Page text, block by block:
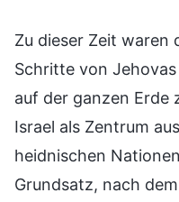
Zu dieser Zeit waren
Schritte von Jehovas
auf der ganzen Erde
Israel als Zentrum
heidnischen
Grundsatz, nach